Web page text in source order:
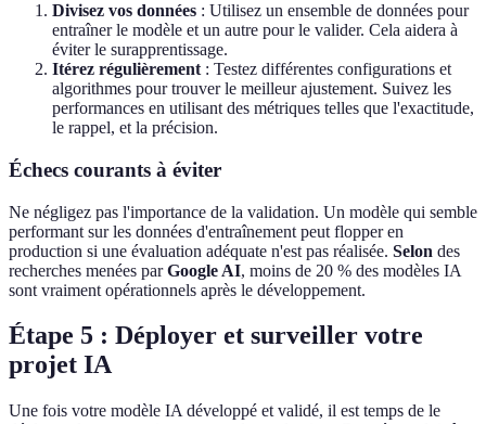
Divisez vos données : Utilisez un ensemble de données pour
entraîner le modèle et un autre pour le valider. Cela aidera à
éviter le surapprentissage.
Itérez régulièrement : Testez différentes configurations et
algorithmes pour trouver le meilleur ajustement. Suivez les
performances en utilisant des métriques telles que l'exactitude,
le rappel, et la précision.
Échecs courants à éviter
Ne négligez pas l'importance de la validation. Un modèle qui semble
performant sur les données d'entraînement peut flopper en
production si une évaluation adéquate n'est pas réalisée. Selon des
recherches menées parGoogle AI, moins de 20 % des modèles IA
sont vraiment opérationnels après le développement.
Étape 5 : Déployer et surveiller votre
projet IA
Une fois votre modèle IA développé et validé, il est temps de le